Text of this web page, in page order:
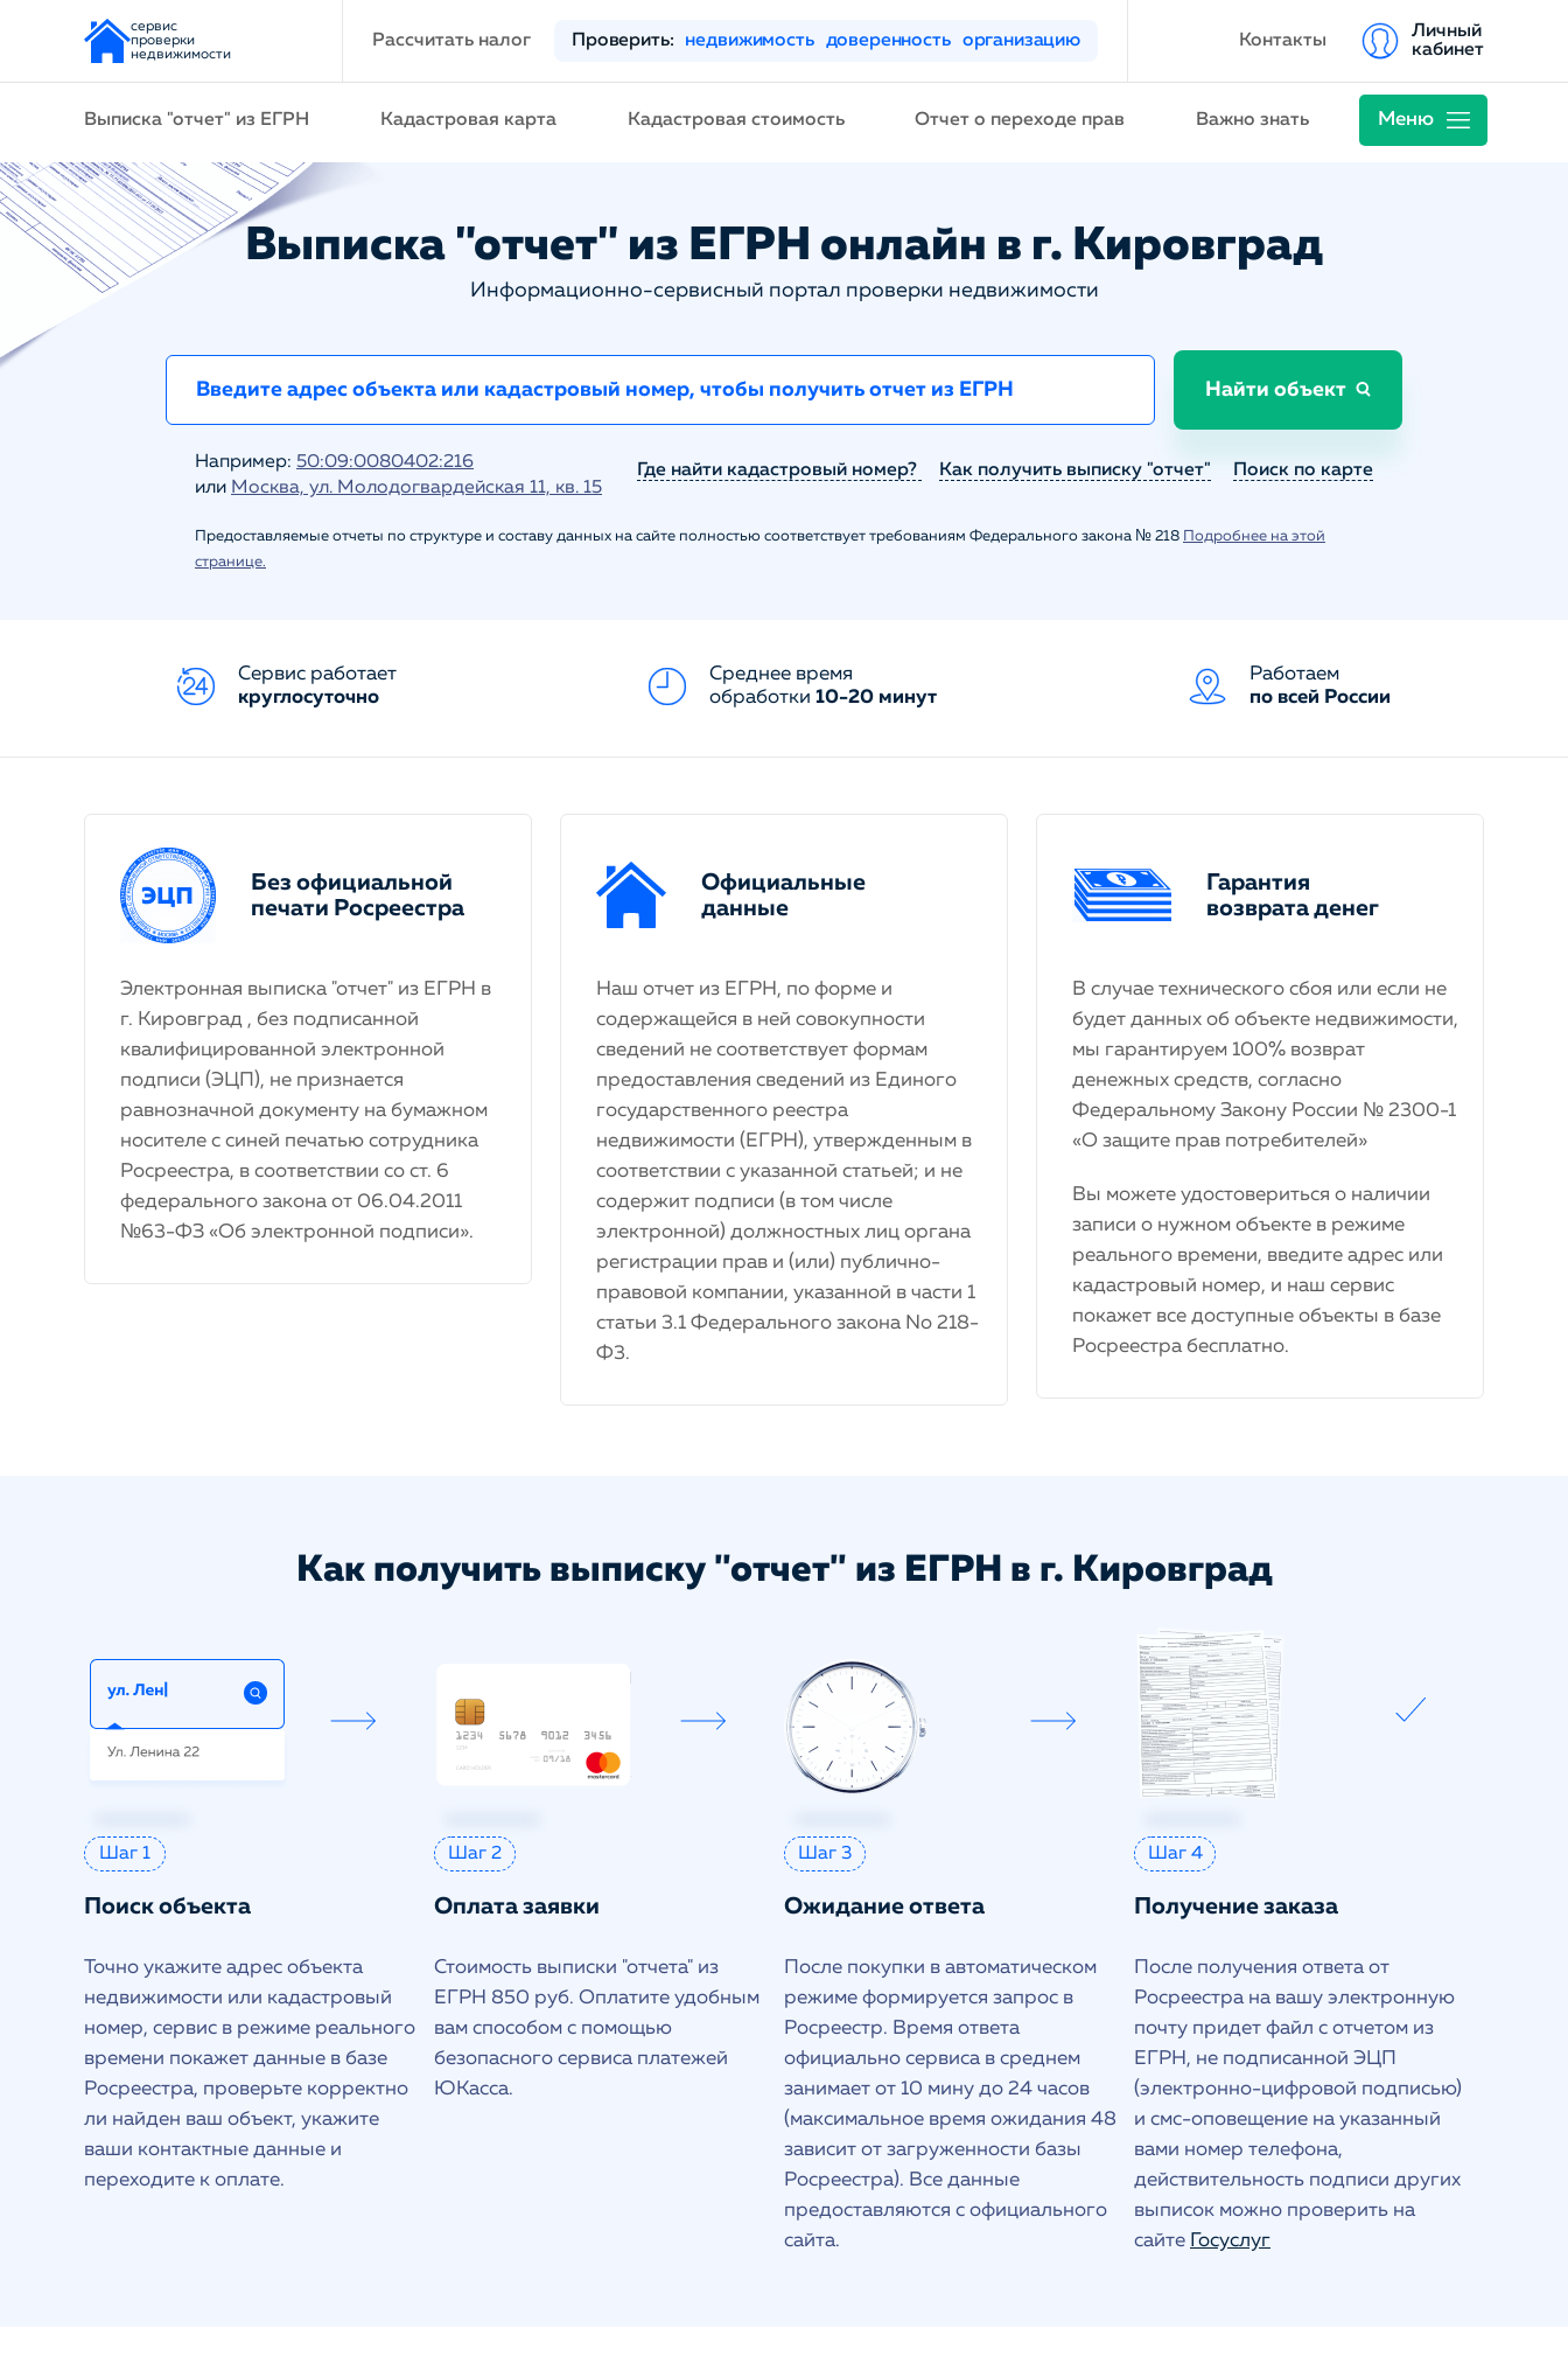
сервис
проверки
недвижимости
Рассчитать налог Проверить: недвижимость доверенность организацию Контакты
Личный
кабинет
Выписка "отчет" из ЕГРН Кадастровая карта Кадастровая стоимость Отчет о переходе прав Важно знать Меню
Выписка "отчет" из ЕГРН онлайн в г. Кировград
Информационно-сервисный портал проверки недвижимости
Найти объект
Например: 50:09:0080402:216
или Москва, ул. Молодогвардейская 11, кв. 15
Где найти кадастровый номер? Как получить выписку "отчет" Поиск по карте
Предоставляемые отчеты по структуре и составу данных на сайте полностью соответствует требованиям Федерального закона № 218 Подробнее на этой
странице.
Сервис работает
круглосуточно
Среднее время
обработки 10-20 минут
Работаем
по всей России
Без официальной
печати Росреестра
Электронная выписка "отчет" из ЕГРН в
г. Кировград , без подписанной
квалифицированной электронной
подписи (ЭЦП), не признается
равнозначной документу на бумажном
носителе с синей печатью сотрудника
Росреестра, в соответствии со ст. 6
федерального закона от 06.04.2011
№63-ФЗ «Об электронной подписи».
Официальные
данные
Наш отчет из ЕГРН, по форме и
содержащейся в ней совокупности
сведений не соответствует формам
предоставления сведений из Единого
государственного реестра
недвижимости (ЕГРН), утвержденным в
соответствии с указанной статьей; и не
содержит подписи (в том числе
электронной) должностных лиц органа
регистрации прав и (или) публично-
правовой компании, указанной в части 1
статьи 3.1 Федерального закона No 218-
Ф3.
Гарантия
возврата денег
В случае технического сбоя или если не
будет данных об объекте недвижимости,
мы гарантируем 100% возврат
денежных средств, согласно
Федеральному Закону России № 2300-1
«О защите прав потребителей»
Вы можете удостовериться о наличии
записи о нужном объекте в режиме
реального времени, введите адрес или
кадастровый номер, и наш сервис
покажет все доступные объекты в базе
Росреестра бесплатно.
Как получить выписку "отчет" из ЕГРН в г. Кировград
Шаг 1
Поиск объекта
Точно укажите адрес объекта
недвижимости или кадастровый
номер, сервис в режиме реального
времени покажет данные в базе
Росреестра, проверьте корректно
ли найден ваш объект, укажите
ваши контактные данные и
переходите к оплате.
Шаг 2
Оплата заявки
Стоимость выписки "отчета" из
ЕГРН 850 руб. Оплатите удобным
вам способом с помощью
безопасного сервиса платежей
ЮКасса.
Шаг 3
Ожидание ответа
После покупки в автоматическом
режиме формируется запрос в
Росреестр. Время ответа
официально сервиса в среднем
занимает от 10 мину до 24 часов
(максимальное время ожидания 48
зависит от загруженности базы
Росреестра). Все данные
предоставляются с официального
сайта.
Шаг 4
Получение заказа
После получения ответа от
Росреестра на вашу электронную
почту придет файл с отчетом из
ЕГРН, не подписанной ЭЦП
(электронно-цифровой подписью)
и смс-оповещение на указанный
вами номер телефона,
действительность подписи других
выписок можно проверить на
сайте Госуслуг